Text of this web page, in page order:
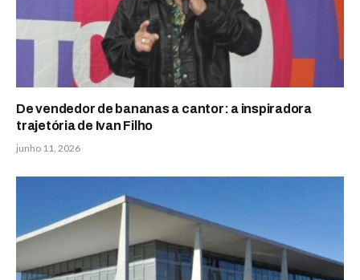
De vendedor de bananas a cantor: a inspiradora
trajetória de Ivan Filho
junho 11, 2026